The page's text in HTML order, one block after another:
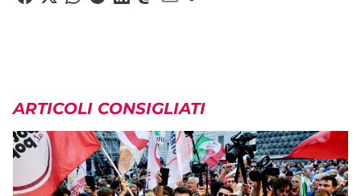
ARTICOLI CONSIGLIATI